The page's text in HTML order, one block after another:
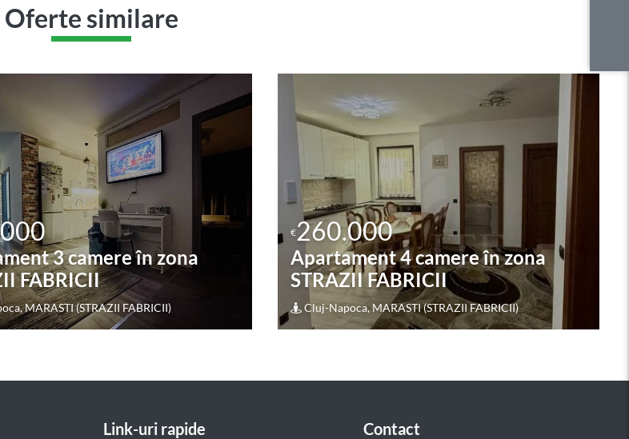
Oferte similare
€ 260.000
Apartament 4 camere în zona
STRAZII FABRICII
Cluj-Napoca, MARASTI (STRAZII FABRICII)
€260.000
Apartament 2 camere în zona
MARASTI CENTRAL
Cluj-Napoca, MARASTI (MARASTI CENTRAL)
Link-uri rapide Contact